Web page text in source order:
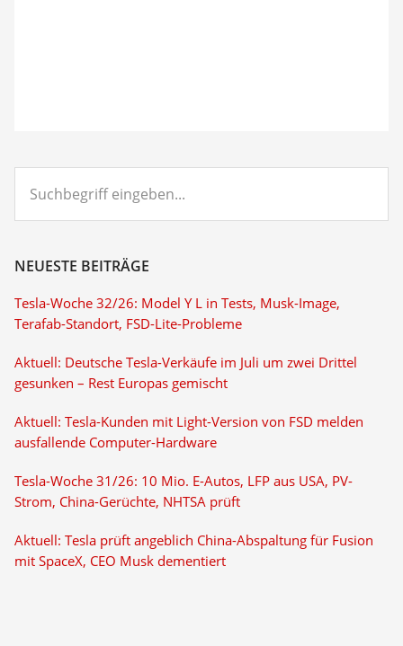
eingeben...
NEUESTE BEITRÄGE
Tesla-Woche 32/26: Model Y L in Tests, Musk-Image,
Terafab-Standort, FSD-Lite-Probleme
Aktuell: Deutsche Tesla-Verkäufe im Juli um zwei Drittel
gesunken – Rest Europas gemischt
Aktuell: Tesla-Kunden mit Light-Version von FSD melden
ausfallende Computer-Hardware
Tesla-Woche 31/26: 10 Mio. E-Autos, LFP aus USA, PV-
Strom, China-Gerüchte, NHTSA prüft
Aktuell: Tesla prüft angeblich China-Abspaltung für Fusion
mit SpaceX, CEO Musk dementiert